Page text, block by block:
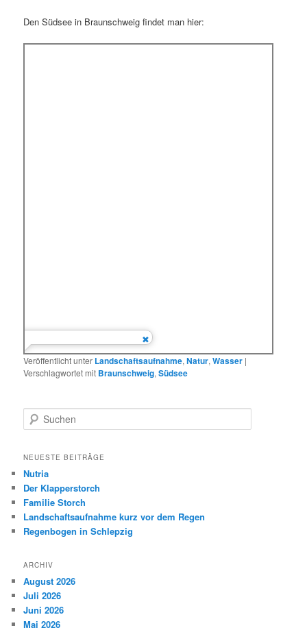
Den Südsee in Braunschweig findet man hier:
Veröffentlicht unter Landschaftsaufnahme,Natur,Wasser |
Verschlagwortet mit Braunschweig,Südsee
u
h
n
NEUESTE BEITRÄGE
Nutria
Der Klapperstorch
Familie Storch
Landschaftsaufnahme kurz vor dem Regen
Regenbogen in Schlepzig
ARCHIV
August 2026
Juli 2026
Juni 2026
Mai 2026